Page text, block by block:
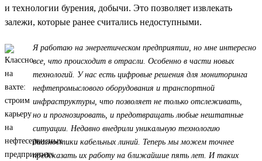
и технологии бурения, добычи. Это позволяет извлекать
залежи, которые ранее считались недоступными.
Я работаю на энергетическом предприятии, но мне интересно
все, что происходит в отрасли. Особенно в части новых
технологий. У нас есть цифровые решения для мониторинга
нефтепромыслового оборудования и транспортной
инфраструктуры, что позволяет не только отслеживать,
но и прогнозировать, и предотвращать любые нештатные
ситуации. Недавно внедрили уникальную технологию
диагностики кабельных линий. Теперь мы можем точнее
предсказать их работу на ближайшие пять лет. И таких